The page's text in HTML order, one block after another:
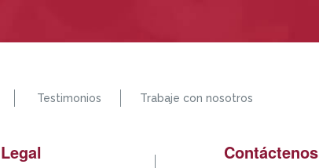
Testimonios Trabaje con nosotros
Legal Contáctenos